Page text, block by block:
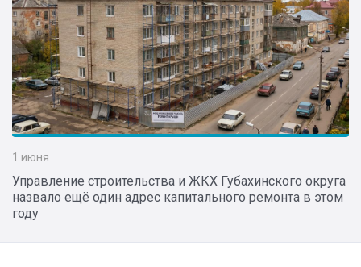
1 июня
Управление строительства и ЖКХ Губахинского округа
назвало ещё один адрес капитального ремонта в этом
году